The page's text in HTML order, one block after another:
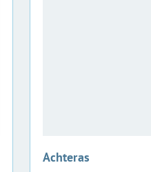
Achteras